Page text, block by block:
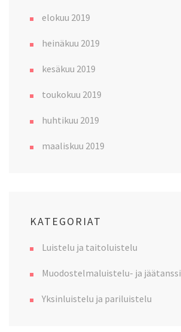
elokuu 2019
heinäkuu 2019
kesäkuu 2019
toukokuu 2019
huhtikuu 2019
maaliskuu 2019
KATEGORIAT
Luistelu ja taitoluistelu
Muodostelmaluistelu- ja jäätanssi
Yksinluistelu ja pariluistelu